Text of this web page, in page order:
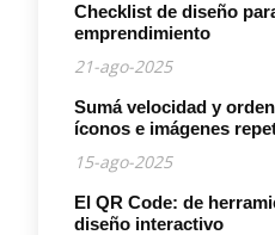
Checklist de diseño
emprendimiento
21-ago-2025
Sumá velocidad y
íconos e imágenes
15-ago-2025
El QR Code: de
diseño interactivo